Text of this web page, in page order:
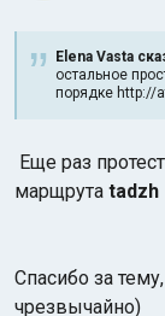
Elena Vasta
остальное
порядке http://
Еще раз
марщрута tadzh
Спасибо за
чрезвычайно)